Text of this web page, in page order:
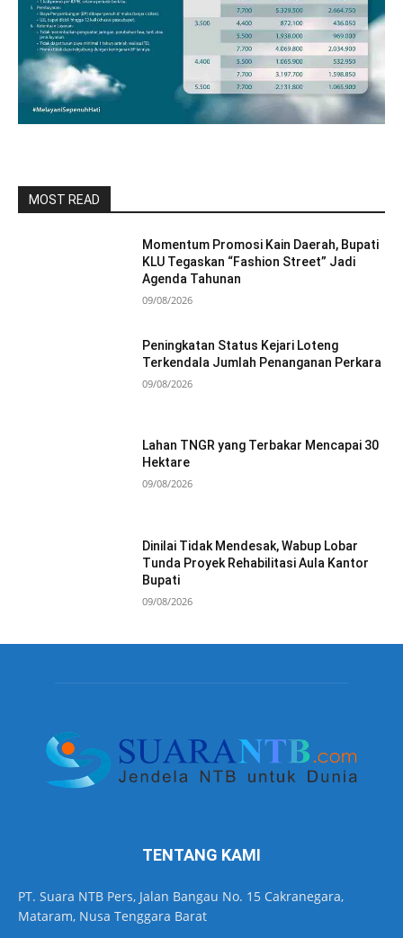
MOST READ
Momentum Promosi Kain Daerah, Bupati
KLU Tegaskan “Fashion Street” Jadi
Agenda Tahunan
09/08/2026
Peningkatan Status Kejari Loteng
Terkendala Jumlah Penanganan Perkara
09/08/2026
Lahan TNGR yang Terbakar Mencapai 30
Hektare
09/08/2026
Dinilai Tidak Mendesak, Wabup Lobar
Tunda Proyek Rehabilitasi Aula Kantor
Bupati
09/08/2026
TENTANG KAMI
PT. Suara NTB Pers, Jalan Bangau No. 15 Cakranegara,
Mataram, Nusa Tenggara Barat